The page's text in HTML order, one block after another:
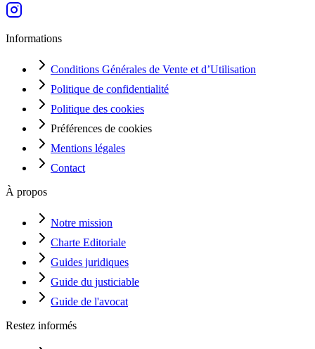
Informations
Conditions Générales de Vente et d’Utilisation
Politique de confidentialité
Politique des cookies
Préférences de cookies
Mentions légales
Contact
À propos
Notre mission
Charte Editoriale
Guides juridiques
Guide du justiciable
Guide de l'avocat
Restez informés